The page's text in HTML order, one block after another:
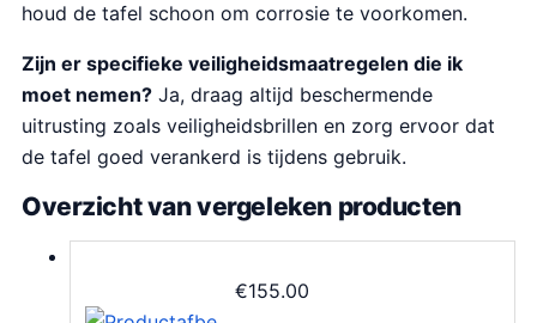
houd de tafel schoon om corrosie te voorkomen.
Zijn er specifieke veiligheidsmaatregelen die ik
moet nemen? Ja, draag altijd beschermende
uitrusting zoals veiligheidsbrillen en zorg ervoor dat
de tafel goed verankerd is tijdens gebruik.
Overzicht van vergeleken producten
€155.00